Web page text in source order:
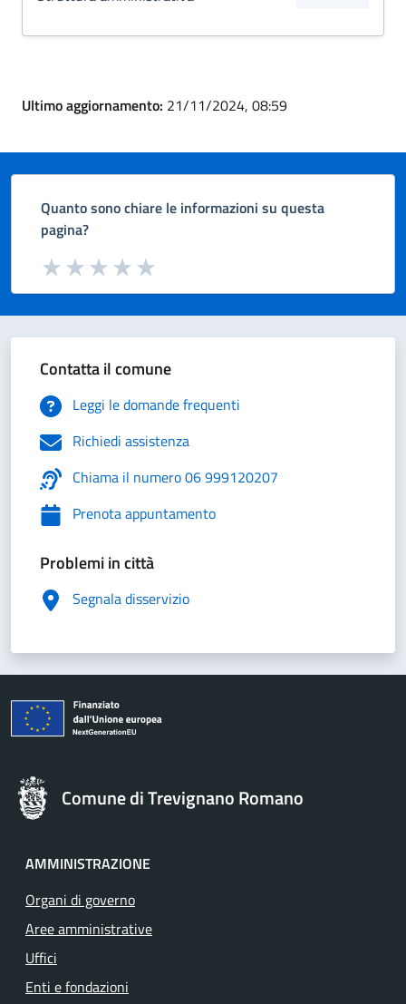
Ultimo aggiornamento: 21/11/2024, 08:59
Quanto sono chiare le informazioni su questa
pagina?
Valuta da 1 a 5 stelle la pagina
Valuta 5 stelle su 5
Valuta 4 stelle su 5
Valuta 3 stelle su 5
Valuta 2 stelle su 5
Valuta 1 stelle su 5
Contatta il comune
Leggi le domande frequenti
Richiedi assistenza
Chiama il numero 06 999120207
Prenota appuntamento
Problemi in città
Segnala disservizio
Comune di Trevignano Romano
AMMINISTRAZIONE
Organi di governo
Aree amministrative
Uffici
Enti e fondazioni